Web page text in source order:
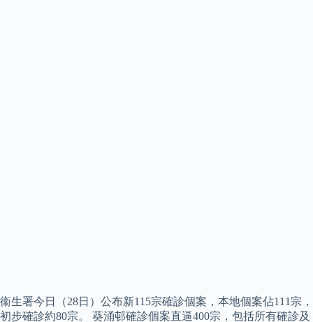
衞生署今日（28日）公布新115宗確診個案，本地個案佔111宗，
初步確診約80宗。 葵涌邨確診個案直逼400宗，包括所有確診及